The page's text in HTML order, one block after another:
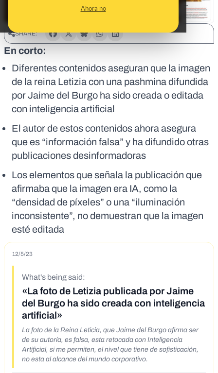
Ahora no
SHARE:
En corto:
Diferentes contenidos aseguran que la imagen
de la reina Letizia con una pashmina difundida
por Jaime del Burgo ha sido creada o editada
con inteligencia artificial
El autor de estos contenidos ahora asegura
que es “información falsa” y ha difundido otras
publicaciones desinformadoras
Los elementos que señala la publicación que
afirmaba que la imagen era IA, como la
“densidad de píxeles” o una “iluminación
inconsistente”, no demuestran que la imagen
esté editada
12/5/23
What's being said:
«La foto de Letizia publicada por Jaime
del Burgo ha sido creada con inteligencia
artificial»
La foto de la Reina Leticia, que Jaime del Burgo afirma ser
de su autoría, es falsa, esta retocada con Inteligencia
Artificial, si me permiten, el nivel que tiene de sofisticación,
no esta al alcance del mundo corporativo.